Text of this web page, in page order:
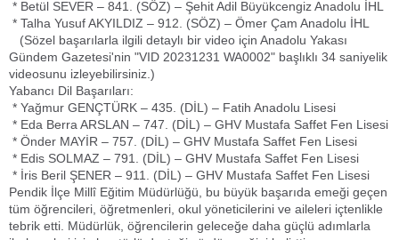
* Betül SEVER – 841. (SÖZ) – Şehit Adil Büyükcengiz Anadolu İHL
* Talha Yusuf AKYILDIZ – 912. (SÖZ) – Ömer Çam Anadolu İHL
(Sözel başarılarla ilgili detaylı bir video için Anadolu Yakası
Gündem Gazetesi'nin "VID 20231231 WA0002" başlıklı 34 saniyelik
videosunu izleyebilirsiniz.)
Yabancı Dil Başarıları:
* Yağmur GENÇTÜRK – 435. (DİL) – Fatih Anadolu Lisesi
* Eda Berra ARSLAN – 747. (DİL) – GHV Mustafa Saffet Fen Lisesi
* Önder MAYİR – 757. (DİL) – GHV Mustafa Saffet Fen Lisesi
* Edis SOLMAZ – 791. (DİL) – GHV Mustafa Saffet Fen Lisesi
* İris Beril ŞENER – 911. (DİL) – GHV Mustafa Saffet Fen Lisesi
Pendik İlçe Millî Eğitim Müdürlüğü, bu büyük başarıda emeği geçen
tüm öğrencileri, öğretmenleri, okul yöneticilerini ve aileleri içtenlikle
tebrik etti. Müdürlük, öğrencilerin geleceğe daha güçlü adımlarla